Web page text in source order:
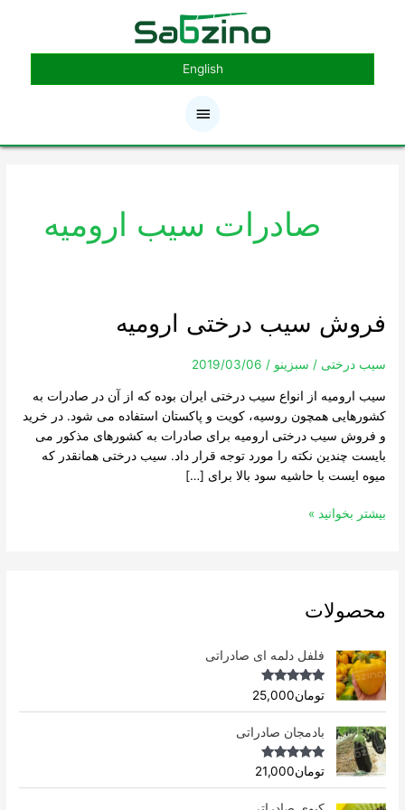
فهرست
اصلی
English
صادرات سیب ارومیه
فروش سیب درختی ارومیه
سیب درختی / سبزینو/
2019/03/06
سیب ارومیه از انواع سیب درختی ایران بوده که از آن در صادرات به
کشورهایی همچون روسیه، کویت و پاکستان استفاده می شود. در خرید
و فروش سیب درختی ارومیه برای صادرات به کشورهای مذکور می
بایست چندین نکته را مورد توجه قرار داد. سیب درختی همانقدر که
میوه ایست با حاشیه سود بالا برای […]
فروش
سیب
بیشتر بخوانید »
محصولات
فلفل دلمه ای صادراتی
Rated4.96
out of 5
تومان25,000
بادمجان صادراتی
Rated4.75
out of 5
تومان21,000